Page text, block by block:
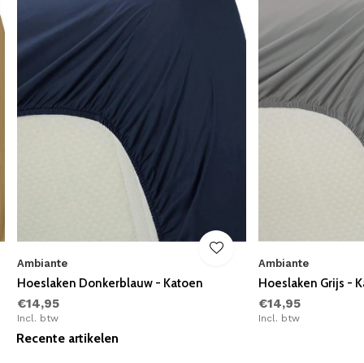
Ambiante
Hoeslaken Donkerblauw - Katoen
€14,95
Incl. btw
Ambiante
Hoeslaken Grijs -
€14,95
Incl. btw
Recente artikelen